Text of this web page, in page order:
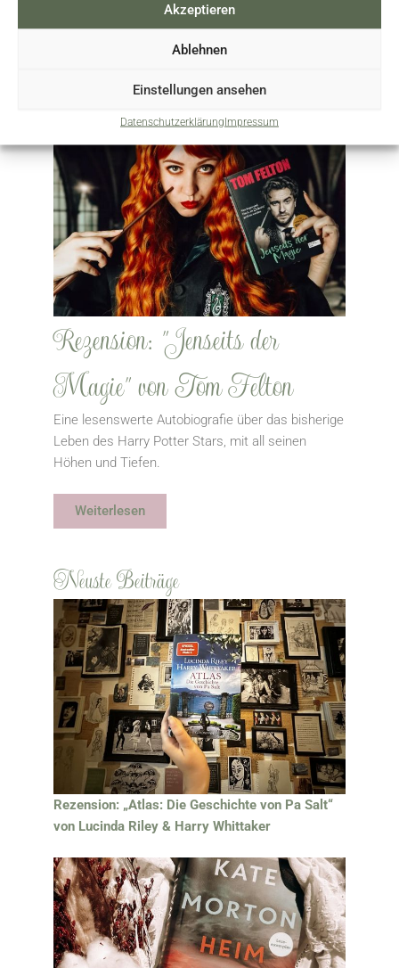
Akzeptieren
Ablehnen
Einstellungen ansehen
DatenschutzerklärungImpressum
einer kalten Winternacht entfaltet, hat Momente,
die schon recht berührend sind, besonders gegen
Rezension: "Jenseits der
Magie" von Tom Felton
Eine lesenswerte Autobiografie über das bisherige
Leben des Harry Potter Stars, mit all seinen
Höhen und Tiefen.
Weiterlesen
Neuste Beiträge
Rezension: „Atlas: Die Geschichte von Pa Salt“
von Lucinda Riley & Harry Whittaker